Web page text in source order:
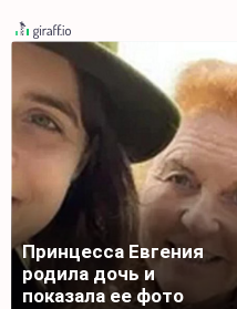
Принцесса Евгения
родила дочь и
показала ее фото